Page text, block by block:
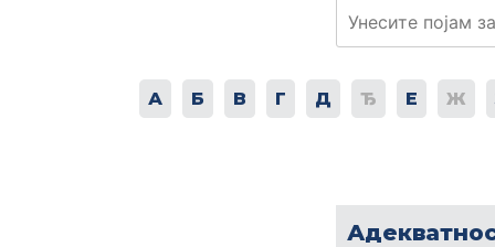
А Б В Г Д Ђ Е Ж